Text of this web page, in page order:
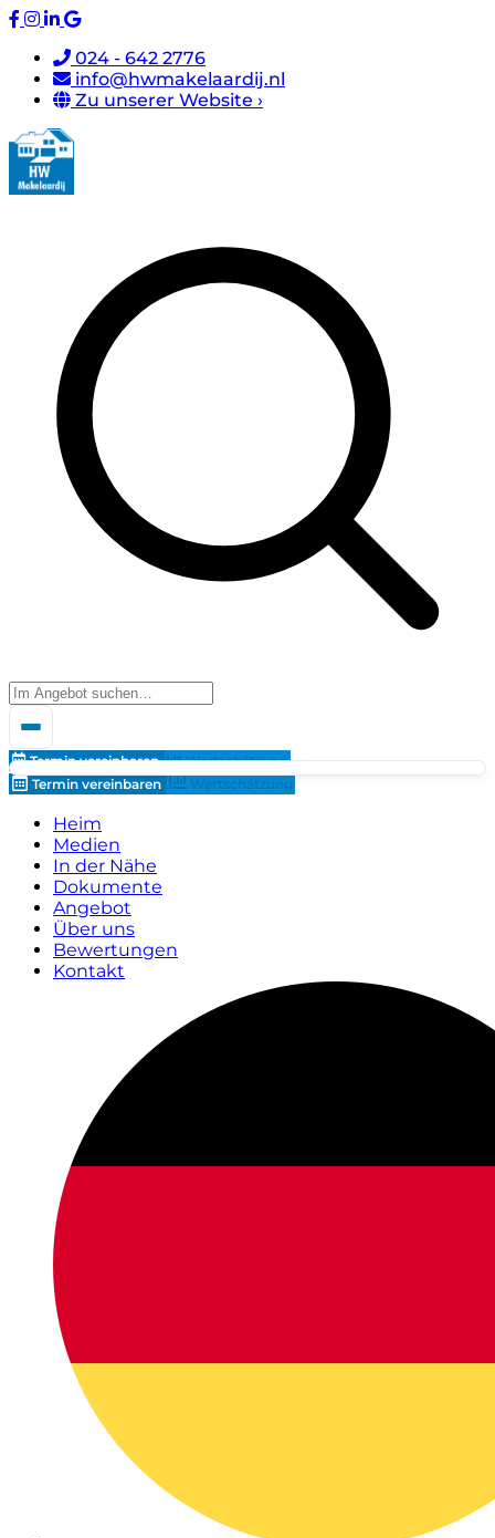
024 - 642 2776
info@hwmakelaardij.nl
Zu unserer Website ›
Termin vereinbaren
Wertschätzung
Termin vereinbaren
Wertschätzung
Heim
Medien
In der Nähe
Dokumente
Angebot
Über uns
Bewertungen
Kontakt